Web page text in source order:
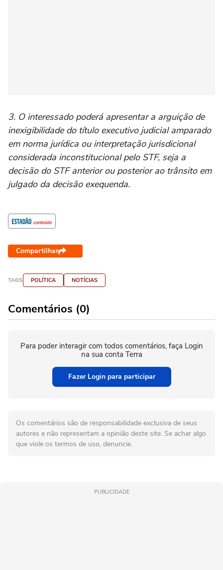
3. O interessado poderá apresentar a arguição de
inexigibilidade do título executivo judicial amparado
em norma jurídica ou interpretação jurisdicional
considerada inconstitucional pelo STF, seja a
decisão do STF anterior ou posterior ao trânsito em
julgado da decisão exequenda.
Compartilhar
TAGS POLÍTICA NOTÍCIAS
Comentários (0)
Para poder interagir com todos comentários, faça Login
na sua conta Terra
Fazer Login para participar
Os comentários são de responsabilidade exclusiva de seus
autores e não representam a opinião deste site. Se achar algo
que viole os termos de uso, denuncie.
PUBLICIDADE